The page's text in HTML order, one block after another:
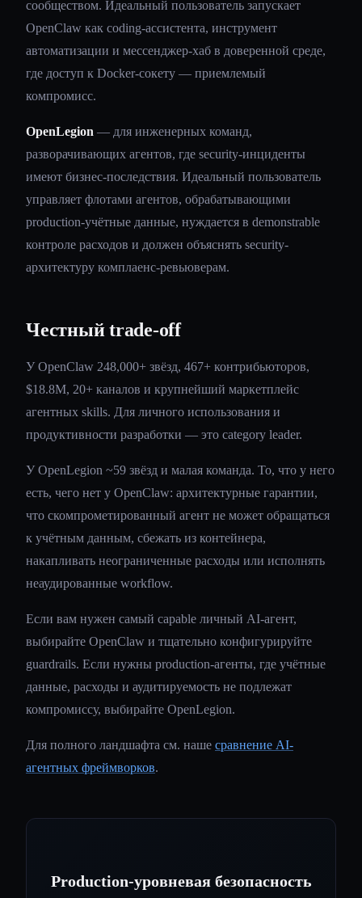
сообществом. Идеальный пользователь запускает
OpenClaw как coding-ассистента, инструмент
автоматизации и мессенджер-хаб в доверенной среде,
где доступ к Docker-сокету — приемлемый
компромисс.
OpenLegion — для инженерных команд,
разворачивающих агентов, где security-инциденты
имеют бизнес-последствия. Идеальный пользователь
управляет флотами агентов, обрабатывающими
production-учётные данные, нуждается в demonstrable
контроле расходов и должен объяснять security-
архитектуру комплаенс-ревьюверам.
Честный trade-off
У OpenClaw 248,000+ звёзд, 467+ контрибьюторов,
$18.8M, 20+ каналов и крупнейший маркетплейс
агентных skills. Для личного использования и
продуктивности разработки — это category leader.
У OpenLegion ~59 звёзд и малая команда. То, что у него
есть, чего нет у OpenClaw: архитектурные гарантии,
что скомпрометированный агент не может обращаться
к учётным данным, сбежать из контейнера,
накапливать неограниченные расходы или исполнять
неаудированные workflow.
Если вам нужен самый capable личный AI-агент,
выбирайте OpenClaw и тщательно конфигурируйте
guardrails. Если нужны production-агенты, где учётные
данные, расходы и аудитируемость не подлежат
компромиссу, выбирайте OpenLegion.
Для полного ландшафта см. наше сравнение AI-
агентных фреймворков.
Production-уровневая безопасность